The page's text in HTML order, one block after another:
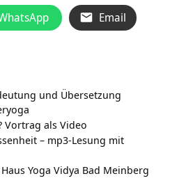
Email
und Übersetzung
Vortrag als Video
– mp3-Lesung mit
Yoga Vidya Bad Meinberg